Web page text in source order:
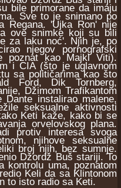
bile primorane da imaju
Sve to je snimano po
Regana. 'Ujka Ron' nije
ove snimke koji su bili
za laku noć'. Njih je, po
njegov pornografski
poznat kao Majkl Viti).
i CIA (što je uglavnom
sa političarima kao što
Ford, Dik Tornberg,
Džimom Trafikantom
instalirao malene,
seksualne aktivnosti
Keti kaže, kako bi se
orvelovskog plana.
protiv interesa svoga
njihove seksualne
broj njih, bez sumnje.
Džordž Buš stariji. To
kontrolu uma, poznatom
Keli da sa Klintonom
to isto radio sa Keti.